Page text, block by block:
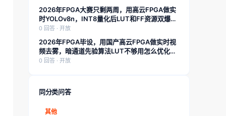
85%？求具体流程
2026年FPGA大赛只剩两周，用高云FPGA做实
时YOLOv8n，INT8量化后LUT和FF资源双爆，
除了换芯片还有哪些硬优化手段？求具体替换公
式和资源对比
0 回答 · 开放
2026年FPGA毕设，用国产高云FPGA做实时视
频去雾，暗通道先验算法LUT不够用怎么优化？
求具体模块拆分和资源对比
0 回答 · 开放
同分类问答
其他